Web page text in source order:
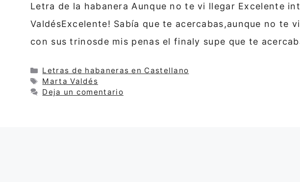
Letra de la habanera Aunque no te vi llegar Excelente
ValdésExcelente! Sabía que te acercabas,aunque no te
con sus trinosde mis penas el finaly supe que te
Categorías
Letras de habaneras en Castellano
Etiquetas
Marta Valdés
Deja un comentario